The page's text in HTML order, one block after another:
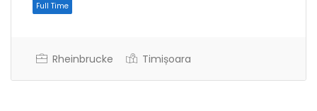
Rheinbrucke Timișoara